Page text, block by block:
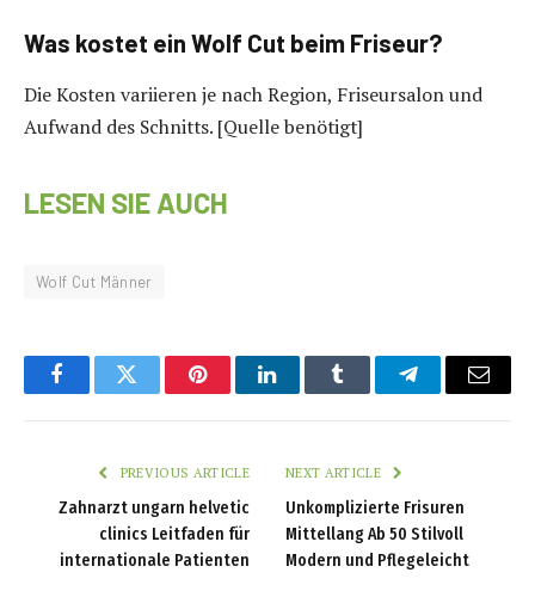
Was kostet ein Wolf Cut beim Friseur?
Die Kosten variieren je nach Region, Friseursalon und
Aufwand des Schnitts. [Quelle benötigt]
LESEN SIE AUCH
Wolf Cut Männer
FacebookTwitter PinterestLinkedInTumblr TelegramEmail
PREVIOUS ARTICLE
Zahnarzt ungarn helvetic
clinics Leitfaden für
internationale Patienten
NEXT ARTICLE
Unkomplizierte Frisuren
Mittellang Ab 50 Stilvoll
Modern und Pflegeleicht